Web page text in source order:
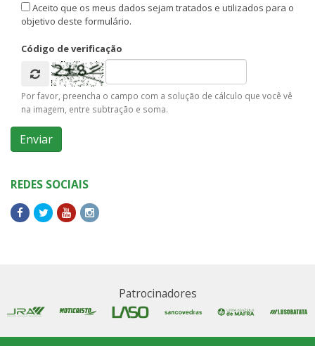
Aceito que os meus dados sejam tratados e utilizados para o
objetivo deste formulário.
Código de verificação
Por favor, preencha o campo com a solução de cálculo que você vê
na imagem, entre subtração e soma.
REDES SOCIAIS
Patrocinadores